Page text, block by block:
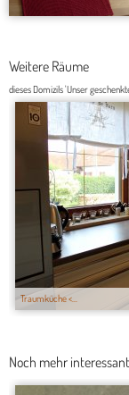
Weitere Räume
dieses Domizils 'Unser
Traumküche <...
Noch mehr